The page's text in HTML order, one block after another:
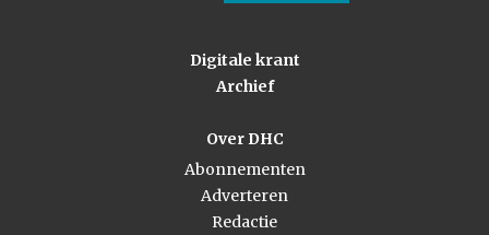
Digitale krant
Archief
Over DHC
Abonnementen
Adverteren
Redactie